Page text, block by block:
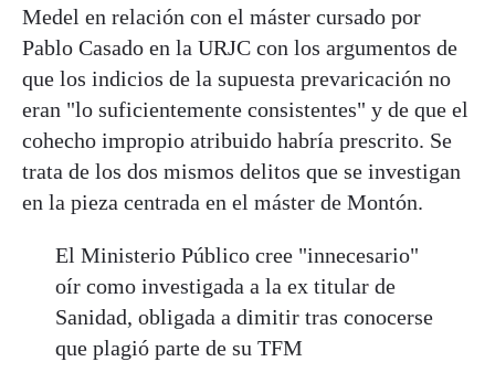
Medel en relación con el máster cursado por
Pablo Casado en la URJC con los argumentos de
que los indicios de la supuesta prevaricación no
eran "lo suficientemente consistentes" y de que el
cohecho impropio atribuido habría prescrito. Se
trata de los dos mismos delitos que se investigan
en la pieza centrada en el máster de Montón.
El Ministerio Público cree "innecesario"
oír como investigada a la ex titular de
Sanidad, obligada a dimitir tras conocerse
que plagió parte de su TFM